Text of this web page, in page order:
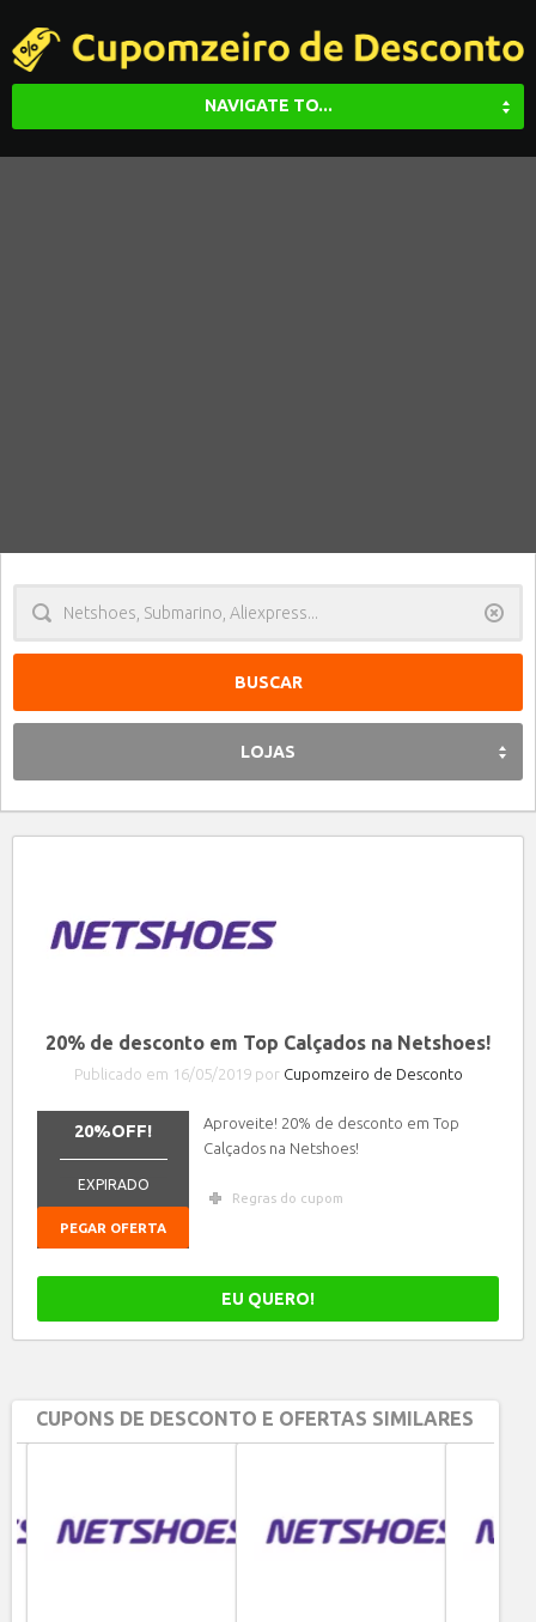
NAVIGATE TO...
LOJAS
20% de desconto em Top Calçados na Netshoes!
Publicado em 16/05/2019 por Cupomzeiro de Desconto
20%OFF!
EXPIRADO
PEGAR OFERTA
Aproveite! 20% de desconto em Top
Calçados na Netshoes!
Regras do cupom
EU QUERO!
CUPONS DE DESCONTO E OFERTAS SIMILARES